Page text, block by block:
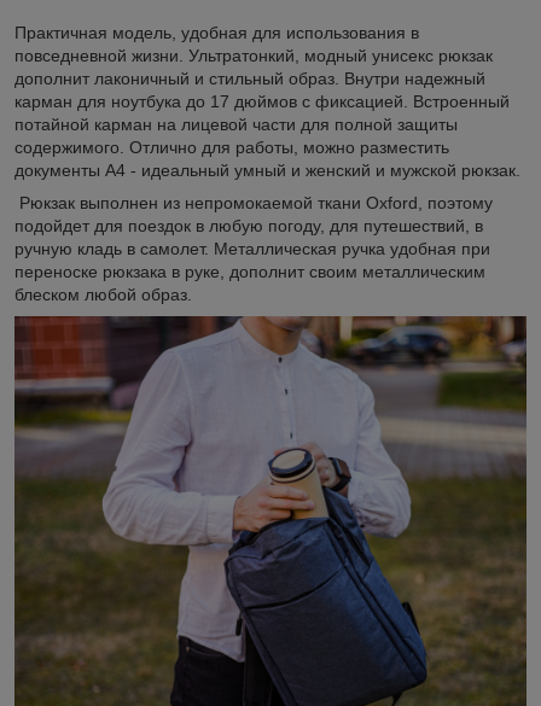
Практичная модель, удобная для использования в
повседневной жизни. Ультратонкий, модный унисекс рюкзак
дополнит лаконичный и стильный образ. Внутри надежный
карман для ноутбука до 17 дюймов с фиксацией. Встроенный
потайной карман на лицевой части для полной защиты
содержимого. Отлично для работы, можно разместить
документы А4 - идеальный умный и женский и мужской рюкзак.
Рюкзак выполнен из непромокаемой ткани Oxford, поэтому
подойдет для поездок в любую погоду, для путешествий, в
ручную кладь в самолет. Металлическая ручка удобная при
переноске рюкзака в руке, дополнит своим металлическим
блеском любой образ.